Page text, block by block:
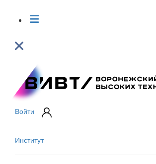
Войти
Институт